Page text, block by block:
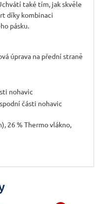
také tím, jak skvěle
díky kombinaci
pásku.
úprava na přední straně
nohavic
části nohavic
26 % Thermo vlákno,